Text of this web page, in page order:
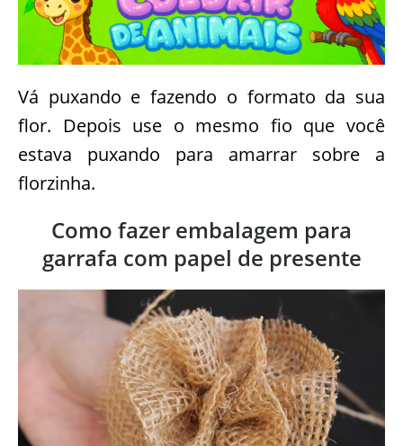
Vá puxando e fazendo o formato da sua
flor. Depois use o mesmo fio que você
estava puxando para amarrar sobre a
florzinha.
Como fazer embalagem para
garrafa com papel de presente